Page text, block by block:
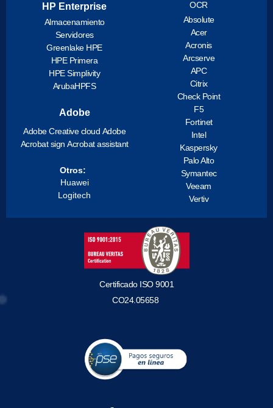
HP Enterprise
Almacenamiento
Servidores
Greenlake HPE
HPE Primera
HPE Simplivity
ArubaHPFS
Adobe
Adobe Creative cloud Adobe
Acrobat sign Acrobat assistant
Otros:
Huawei
Logitech
OCR
Absolute
Acer
Acronis
Arcserve
APC
Citrix
Check Point
F5
Fortinet
Intel
Kaspersky
Palo Alto
Symantec
Veeam
Vertiv
Certificado ISO 9001
CO24.05658